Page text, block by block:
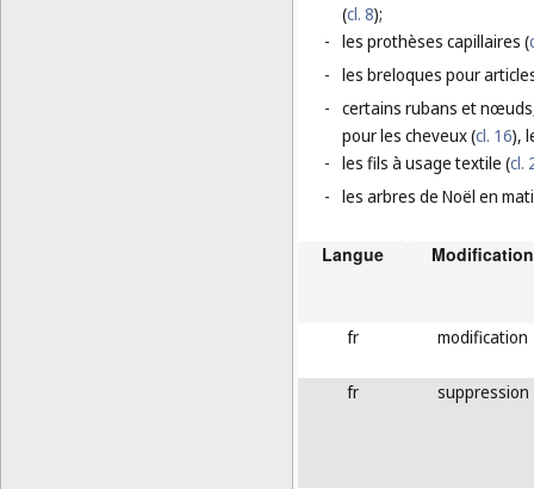
(cl. 8);
- les prothèses capillaires (
- les breloques pour
- certains rubans et
pour les cheveux (cl. 16),
- les fils à usage textile (cl.
- les arbres de Noël en
Langue Modification
fr modification
fr suppression